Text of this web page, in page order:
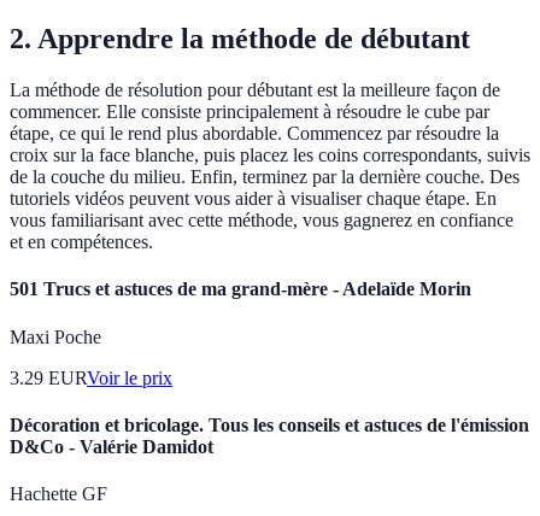
2. Apprendre la méthode de débutant
La méthode de résolution pour débutant est la meilleure façon de
commencer. Elle consiste principalement à résoudre le cube par
étape, ce qui le rend plus abordable. Commencez par résoudre la
croix sur la face blanche, puis placez les coins correspondants, suivis
de la couche du milieu. Enfin, terminez par la dernière couche. Des
tutoriels vidéos peuvent vous aider à visualiser chaque étape. En
vous familiarisant avec cette méthode, vous gagnerez en confiance
et en compétences.
501 Trucs et astuces de ma grand-mère - Adelaïde Morin
Maxi Poche
3.29 EURVoir le prix
Décoration et bricolage. Tous les conseils et astuces de l'émission
D&Co - Valérie Damidot
Hachette GF